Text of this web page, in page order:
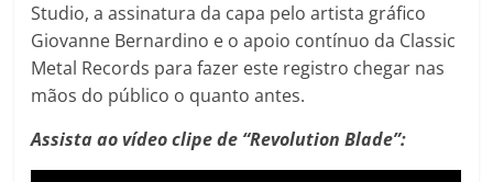
Studio, a assinatura da capa pelo artista gráfico
Giovanne Bernardino e o apoio contínuo da Classic
Metal Records para fazer este registro chegar nas
mãos do público o quanto antes.
Assista ao vídeo clipe de “Revolution Blade”: